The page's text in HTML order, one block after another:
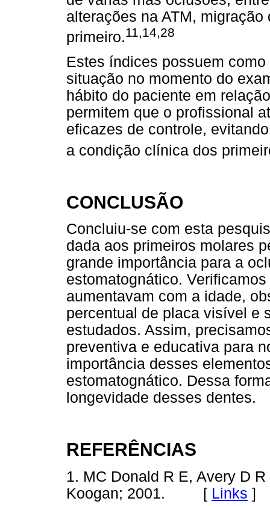
alterações na ATM,
primeiro.11,14,28
Estes índices possuem
situação no momento do
hábito do paciente em
permitem que o profissional
eficazes de controle,
a condição clínica dos
CONCLUSÃO
Concluiu-se com esta
dada aos primeiros molares
grande importância para a
estomatognático.
aumentavam com a idade,
percentual de placa visível e
estudados. Assim,
preventiva e educativa para
importância desses
estomatognático. Dessa
longevidade desses dentes.
REFERÊNCIAS
1. MC Donald R E, Avery D
Koogan; 2001. [ Links ]